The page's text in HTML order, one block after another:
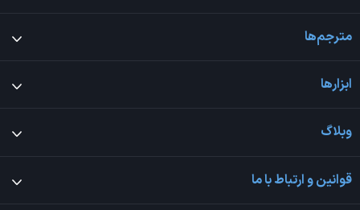
مترجم‌ها
ابزارها
وبلاگ
قوانین و ارتباط با ما